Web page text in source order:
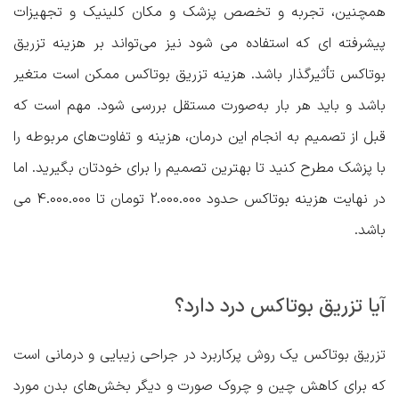
همچنین، تجربه و تخصص پزشک و مکان کلینیک و تجهیزات
پیشرفته ای که استفاده می شود نیز می‌تواند بر هزینه تزریق
بوتاکس تأثیرگذار باشد. هزینه تزریق بوتاکس ممکن است متغیر
باشد و باید هر بار به‌صورت مستقل بررسی شود. مهم است که
قبل از تصمیم به انجام این درمان، هزینه و تفاوت‌های مربوطه را
با پزشک مطرح کنید تا بهترین تصمیم را برای خودتان بگیرید. اما
در نهایت هزینه بوتاکس حدود 2.000.000 تومان تا 4.000.000 می
باشد.
آیا تزریق بوتاکس درد دارد؟
تزریق بوتاکس یک روش پرکاربرد در جراحی زیبایی و درمانی است
که برای کاهش چین و چروک صورت و دیگر بخش‌های بدن مورد